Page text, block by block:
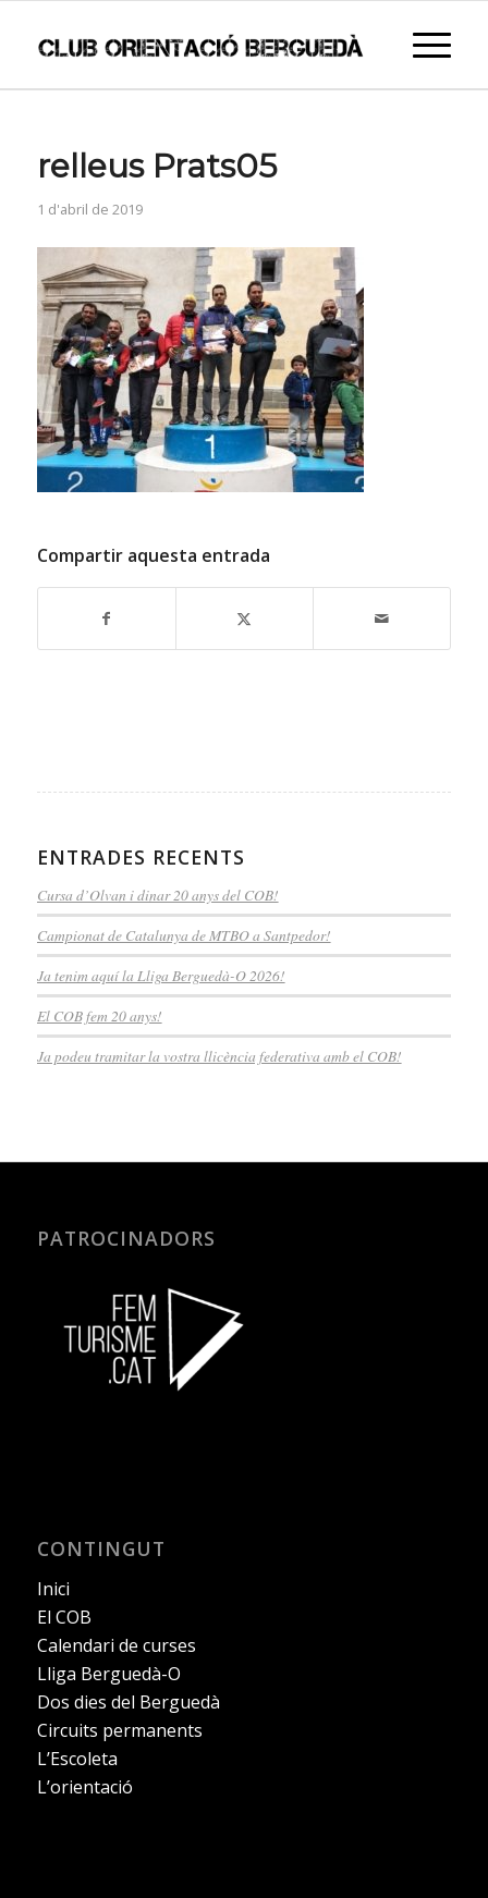
relleus Prats05
1 d'abril de 2019
Compartir aquesta entrada
ENTRADES RECENTS
Cursa d’Olvan i dinar 20 anys del COB!
Campionat de Catalunya de MTBO a Santpedor!
Ja tenim aquí la Lliga Berguedà-O 2026!
El COB fem 20 anys!
Ja podeu tramitar la vostra llicència federativa amb el COB!
PATROCINADORS
CONTINGUT
Inici
El COB
Calendari de curses
Lliga Berguedà-O
Dos dies del Berguedà
Circuits permanents
L’Escoleta
L’orientació